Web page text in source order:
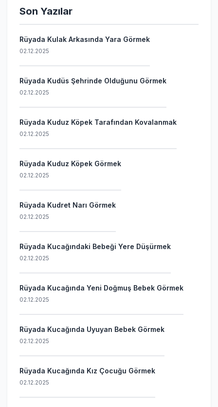
Son Yazılar
Rüyada Kulak Arkasında Yara Görmek
02.12.2025
Rüyada Kudüs Şehrinde Olduğunu Görmek
02.12.2025
Rüyada Kuduz Köpek Tarafından Kovalanmak
02.12.2025
Rüyada Kuduz Köpek Görmek
02.12.2025
Rüyada Kudret Narı Görmek
02.12.2025
Rüyada Kucağındaki Bebeği Yere Düşürmek
02.12.2025
Rüyada Kucağında Yeni Doğmuş Bebek Görmek
02.12.2025
Rüyada Kucağında Uyuyan Bebek Görmek
02.12.2025
Rüyada Kucağında Kız Çocuğu Görmek
02.12.2025